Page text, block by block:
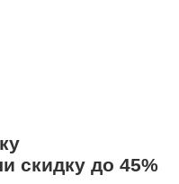
скидку до 45%